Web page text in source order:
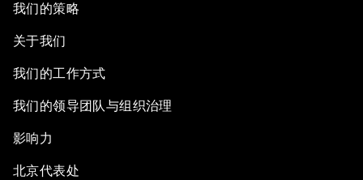
我们的策略
关于我们
我们的工作方式
我们的领导团队与组织治理
影响力
北京代表处